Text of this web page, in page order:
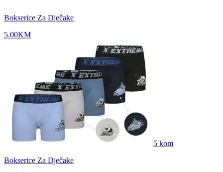
Bokserice Za Dječake
5.00KM
5 kom
Bokserice Za Dječake